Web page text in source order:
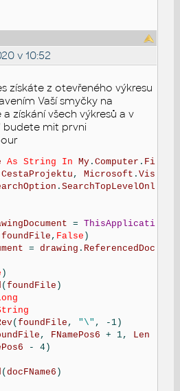
v 10:52
získáte z otevřeného výkresu
Vaší smyčky na
získání všech výkresů a v
budete mit prvni
As String In My .Computer . Fi
CestaProjektu ,Microsoft .Vis
.SearchTopLevelOnl
=ThisApplicati
foundFile , False
=drawing . ReferencedDoc
(foundFile
(foundFile , "\"
, FNamePos6 + 1, Len
- 4)
(docFName6